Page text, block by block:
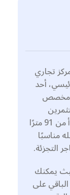
تجاري
أحد
مخصص
وأصحاب الأعمال محلات بمساحات تبدأ من 91 مترًا
يجعله مناسبًا
التجزئة.
يمكنك
الباقي على